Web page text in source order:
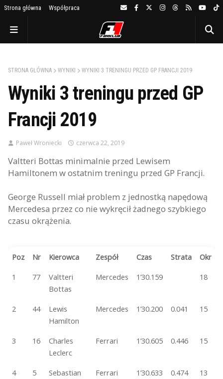
Strona główna Współpraca
STRONA GŁÓWNA WYNIKI WYNIKI 3 TRENINGU PRZED GP FRANCJI 2019
Wyniki 3 treningu przed GP
Francji 2019
Paweł Wroniecki czerwca 22, 2019
Valtteri Bottas minimalnie przed Lewisem
Hamiltonem w ostatnim treningu przed GP Francji.
George Russell miał problem z jednostką napędową
Mercedesa przez co nie wykręcił żadnego szybkiego
czasu okrążenia.
Poz Nr Kierowca Zespół Czas Strata
Okr
1
77
Valtteri
Bottas
Mercedes 1’30.159 18
2 44
Lewis
Hamilton
Mercedes 1’30.200 0.041 15
3 16
Charles
Leclerc
Ferrari 1’30.605 0.446 15
4 5
Sebastian
Ferrari 1’30.633 0.474 13